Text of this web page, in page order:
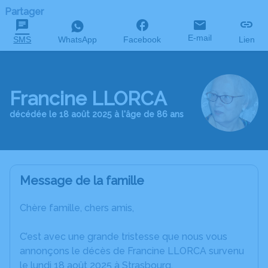
Partager
SMS WhatsApp Facebook E-mail Lien
Francine LLORCA
décédée le 18 août 2025 à l'âge de 86 ans
Message de la famille
Chère famille, chers amis,
C’est avec une grande tristesse que nous vous
annonçons le décès de Francine LLORCA survenu
le lundi 18 août 2025 à Strasbourg.